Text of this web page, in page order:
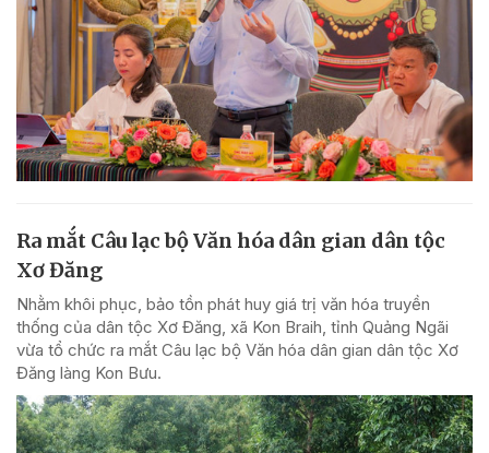
Ra mắt Câu lạc bộ Văn hóa dân gian dân tộc
Xơ Đăng
Nhằm khôi phục, bảo tồn phát huy giá trị văn hóa truyền
thống của dân tộc Xơ Đăng, xã Kon Braih, tỉnh Quảng Ngãi
vừa tổ chức ra mắt Câu lạc bộ Văn hóa dân gian dân tộc Xơ
Đăng làng Kon Bưu.